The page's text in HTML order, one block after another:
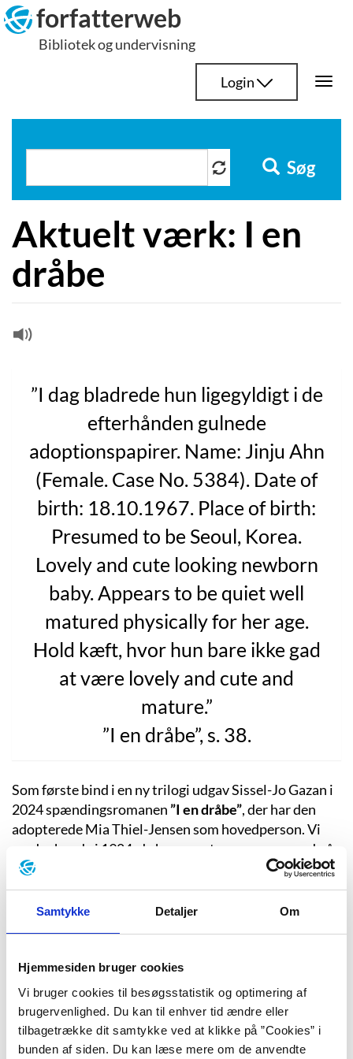
Samtykke Detaljer Om
Hjemmesiden bruger cookies
Vi bruger cookies til besøgsstatistik og optimering af
brugervenlighed. Du kan til enhver tid ændre eller
tilbagetrække dit samtykke ved at klikke på ”Cookies” i
bunden af siden. Du kan læse mere om de anvendte
Hop
til
indhold
forfatterweb
Bibliotek og undervisning
Login
Søg
Aktuelt værk: I en
dråbe
”I dag bladrede hun ligegyldigt i de
efterhånden gulnede
adoptionspapirer. Name: Jinju Ahn
(Female. Case No. 5384). Date of
birth: 18.10.1967. Place of birth:
Presumed to be Seoul, Korea.
Lovely and cute looking newborn
baby. Appears to be quiet well
matured physically for her age.
Hold kæft, hvor hun bare ikke gad
at være lovely and cute and
mature.”
”I en dråbe”, s. 38.
Som første bind i en ny trilogi udgav Sissel-Jo Gazan i
2024 spændingsromanen”I en dråbe”, der har den
adopterede Mia Thiel-Jensen som hovedperson. Vi
møder hende i 1984, da hun som teenager raser ud på
sin mor, der ikke vil give hende lov til at gå i byen efter
en gymnasiefest.
gummistøvler og forsvinder sporløst, inden hun findes
myrdet noget tid senere. Politiet mistænker Mias far
Finn for drabet, og han bliver på tyndt bevisgrundlag
fængslet i 10 år. Det sætter Mia i gang med at grave i
både sin egen og sin families historie med utroskab,